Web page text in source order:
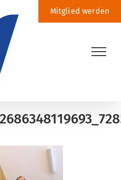
Mitglied werden